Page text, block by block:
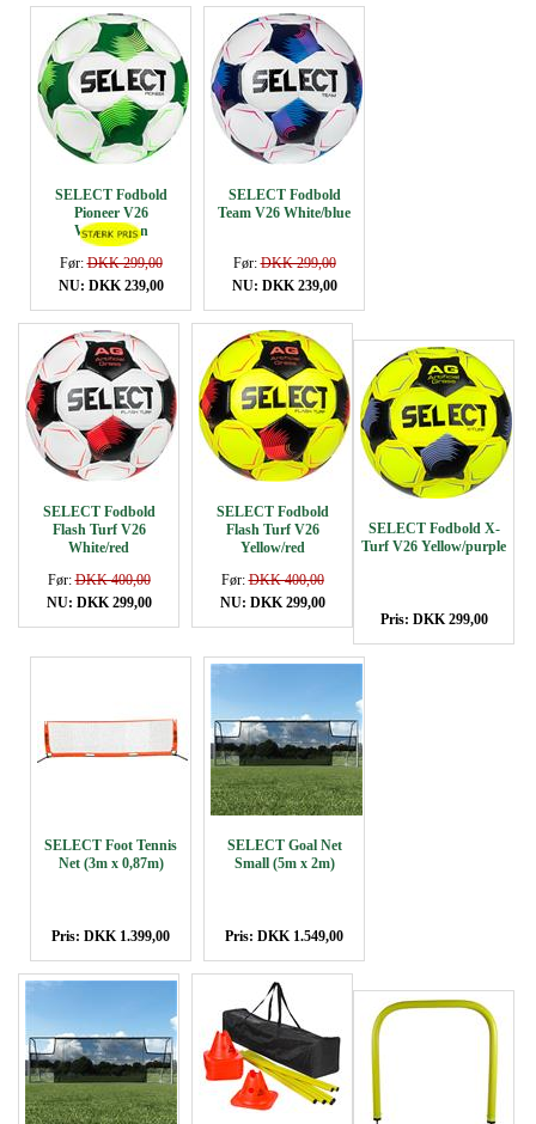
SELECT Fodbold
Pioneer V26
White/green
Før:DKK 299,00
NU: DKK 239,00
SELECT Fodbold
Team V26 White/blue
Før:DKK 299,00
NU: DKK 239,00
SELECT Fodbold
Flash Turf V26
White/red
Før:DKK 400,00
NU: DKK 299,00
SELECT Fodbold
Flash Turf V26
Yellow/red
Før:DKK 400,00
NU: DKK 299,00
SELECT Fodbold X-
Turf V26 Yellow/purple
Pris: DKK 299,00
SELECT Foot Tennis
Net (3m x 0,87m)
Pris: DKK 1.399,00
SELECT Goal Net
Small (5m x 2m)
Pris: DKK 1.549,00